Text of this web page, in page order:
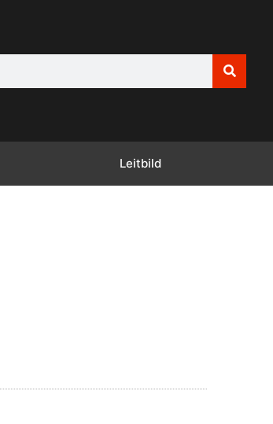
Leitbild